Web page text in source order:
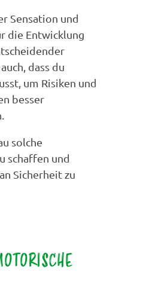
Sensation und
die Entwicklung
dass du
um Risiken und
besser
solche
schaffen und
Sicherheit zu